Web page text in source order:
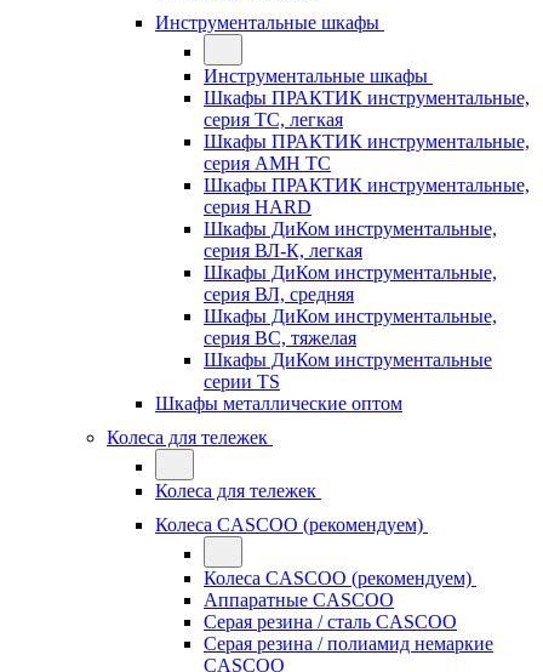
Инструментальные шкафы
Инструментальные шкафы
Шкафы ПРАКТИК инструментальные,
серия ТC, легкая
Шкафы ПРАКТИК инструментальные,
серия AMH TC
Шкафы ПРАКТИК инструментальные,
серия HARD
Шкафы ДиКом инструментальные,
cерия ВЛ-К, легкая
Шкафы ДиКом инструментальные,
серия ВЛ, средняя
Шкафы ДиКом инструментальные,
серия ВС, тяжелая
Шкафы ДиКом инструментальные
серии TS
Шкафы металлические оптом
Колеса для тележек
Колеса для тележек
Колеса CASCOO (рекомендуем)
Колеса CASCOO (рекомендуем)
Аппаратные CASCOO
Серая резина / сталь CASCOO
Серая резина / полиамид немаркие
CASCOO